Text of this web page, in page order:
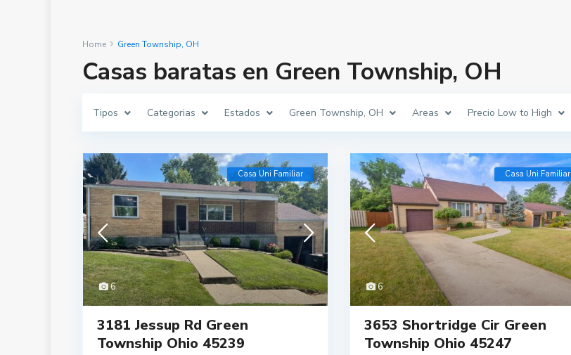
Home Green Township, OH
Casas baratas en Green Township, OH
Tipos Categorias Estados Green Township, OH Areas Precio Low to High
6
Casa Uni Familiar
3181 Jessup Rd Green
Township Ohio 45239
6
Casa Uni Familiar
3653 Shortridge Cir Green
Township Ohio 45247